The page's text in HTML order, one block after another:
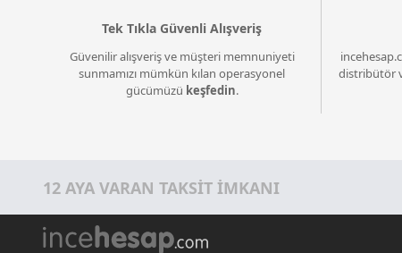
Tek Tıkla Güvenli Alışveriş
Güvenilir alışveriş ve müşteri memnuniyeti
sunmamızı mümkün kılan operasyonel
gücümüzü keşfedin.
distribütör
12 AYA VARAN TAKSİT İMKANI